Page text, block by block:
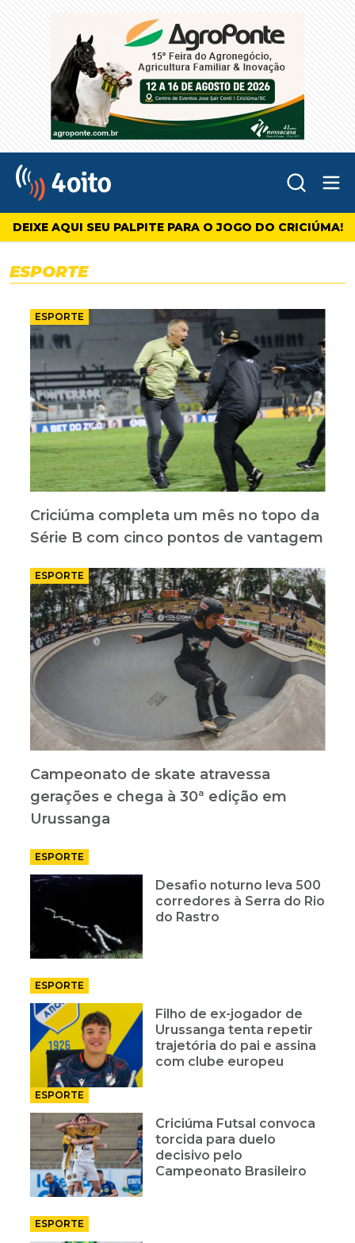
4oito
DEIXE AQUI SEU PALPITE PARA O JOGO DO CRICIÚMA!
ESPORTE
ESPORTE
Criciúma completa um mês no topo da
Série B com cinco pontos de vantagem
ESPORTE
Campeonato de skate atravessa
gerações e chega à 30ª edição em
Urussanga
ESPORTE
Desafio noturno leva 500
corredores à Serra do Rio
do Rastro
ESPORTE
Filho de ex-jogador de
Urussanga tenta repetir
trajetória do pai e assina
com clube europeu
ESPORTE
Criciúma Futsal convoca
torcida para duelo
decisivo pelo
Campeonato Brasileiro
ESPORTE